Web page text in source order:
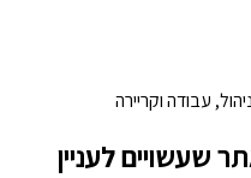
עבודה וקריירה
שעשויים לעניין